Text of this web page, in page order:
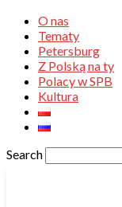
O nas
Tematy
Petersburg
Z Polską na ty
Polacy w SPB
Kultura
Search